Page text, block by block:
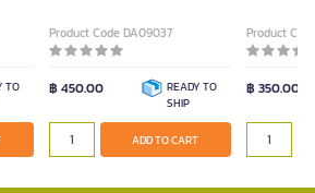
TO
Product Code DA09037
฿ 450.00
READY TO
SHIP
ADD TO CART
Product
฿ 350.00